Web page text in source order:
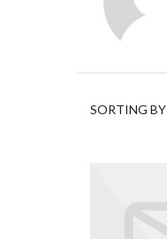
SORTING BY